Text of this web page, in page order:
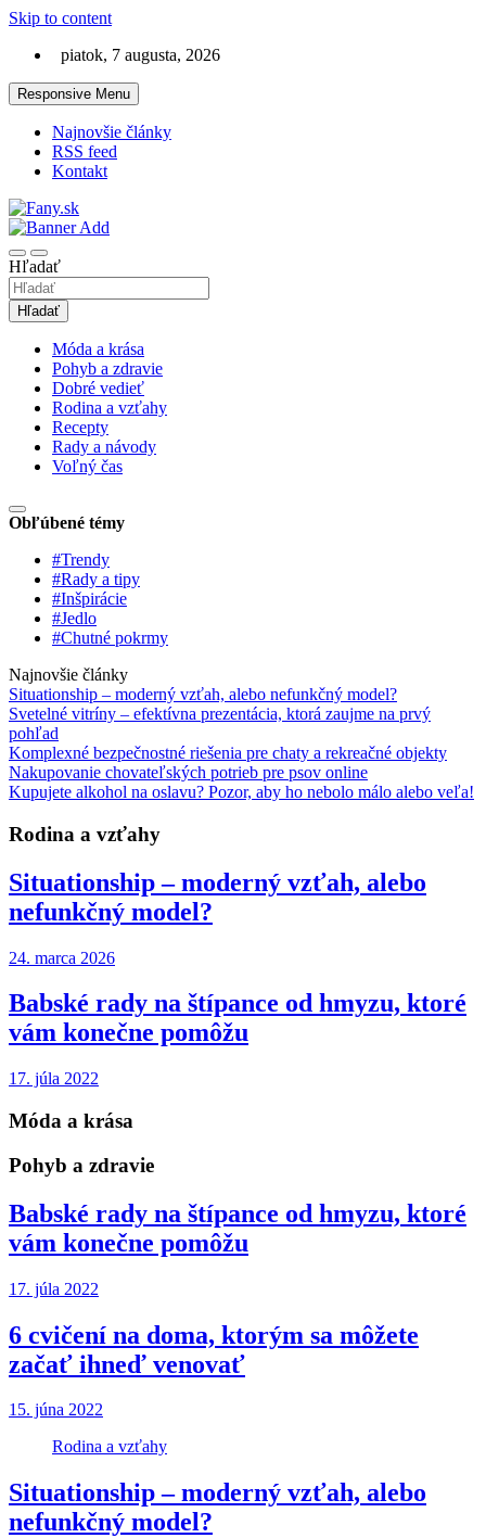
Skip to content
piatok, 7 augusta, 2026
Responsive Menu
Najnovšie články
RSS feed
Kontakt
Fany.sk
Hľadať
Hľadať
Móda a krása
Pohyb a zdravie
Dobré vedieť
Rodina a vzťahy
Recepty
Rady a návody
Voľný čas
Obľúbené témy
#Trendy
#Rady a tipy
#Inšpirácie
#Jedlo
#Chutné pokrmy
Najnovšie články
Situationship – moderný vzťah, alebo nefunkčný model?
Svetelné vitríny – efektívna prezentácia, ktorá zaujme na prvý
pohľad
Komplexné bezpečnostné riešenia pre chaty a rekreačné objekty
Nakupovanie chovateľských potrieb pre psov online
Kupujete alkohol na oslavu? Pozor, aby ho nebolo málo alebo veľa!
Rodina a vzťahy
Situationship – moderný vzťah, alebo
nefunkčný model?
24. marca 2026
Babské rady na štípance od hmyzu, ktoré
vám konečne pomôžu
17. júla 2022
Móda a krása
Pohyb a zdravie
Babské rady na štípance od hmyzu, ktoré
vám konečne pomôžu
17. júla 2022
6 cvičení na doma, ktorým sa môžete
začať ihneď venovať
15. júna 2022
Rodina a vzťahy
Situationship – moderný vzťah, alebo
nefunkčný model?